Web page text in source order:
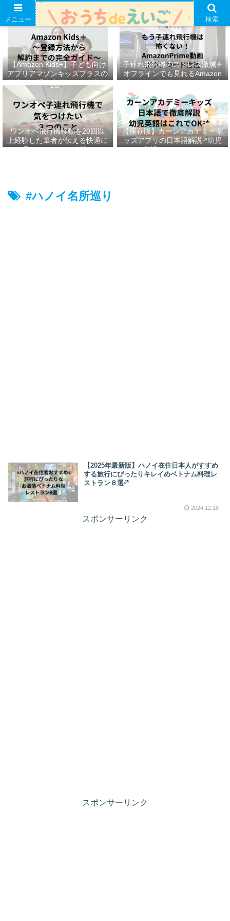
【Amazon Kids+】子ども向け
アプリアマゾンキッズプラスの
設定から退会方法までを解説ᵕ̈*
子連れ飛行機のストレス激減✈︎
オフラインでも見れるAmazon
プライムの動画ダウンロード方
ワンオペ飛行機移動を20回以
上経験した筆者が伝える快適に
乗りきるための秘訣ᵕ̈*
【保存版】カーンアカデミーキ
ッズアプリの日本語解説ᵕ̈*幼児
英語はこれでOKᵕ̈*
#ハノイ名所巡り
【2025年最新版】ハノイ在住日本人がすすめ
する旅行にぴったりキレイめベトナム料理レ
ストラン８選ᵕ̈*
2024.12.18
スポンサーリンク
スポンサーリンク
メニュー 検索